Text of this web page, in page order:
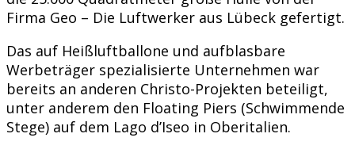
Firma Geo – Die Luftwerker aus Lübeck gefertigt.
Das auf Heißluftballone und aufblasbare
Werbeträger spezialisierte Unternehmen war
bereits an anderen Christo-Projekten beteiligt,
unter anderem den Floating Piers (Schwimmende
Stege) auf dem Lago d’Iseo in Oberitalien.